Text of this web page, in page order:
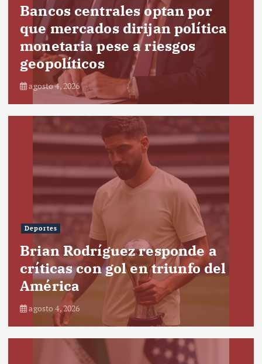
Bancos centrales optan por
que mercados dirijan política
monetaria pese a riesgos
geopolíticos
agosto 4, 2026
Deportes
Brian Rodríguez responde a
críticas con gol en triunfo del
América
agosto 4, 2026